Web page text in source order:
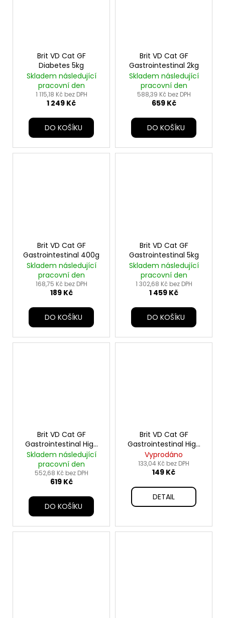
Brit VD Cat GF
Diabetes 5kg
Skladem následující
pracovní den
1 115,18 Kč bez DPH
1 249 Kč
DO KOŠÍKU
Brit VD Cat GF
Gastrointestinal 2kg
Skladem následující
pracovní den
588,39 Kč bez DPH
659 Kč
DO KOŠÍKU
Brit VD Cat GF
Gastrointestinal 400g
Skladem následující
pracovní den
168,75 Kč bez DPH
189 Kč
DO KOŠÍKU
Brit VD Cat GF
Gastrointestinal 5kg
Skladem následující
pracovní den
1 302,68 Kč bez DPH
1 459 Kč
DO KOŠÍKU
Brit VD Cat GF
Gastrointestinal High
Fibre 2kg
Skladem následující
pracovní den
552,68 Kč bez DPH
619 Kč
DO KOŠÍKU
Brit VD Cat GF
Gastrointestinal High
Fibre 400g
Vyprodáno
133,04 Kč bez DPH
149 Kč
DETAIL